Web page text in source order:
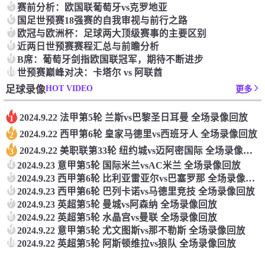
5 赛前分析：欧国联葡萄牙vs克罗地亚
6 国足世预赛18强赛的自我审视与前行之路
7 欧冠与欧洲杯：足球两大顶级赛事的主要区别
8 近两日世预赛赛程汇总与前瞻分析‌
9 ‌B席：‌葡萄牙剑指欧国联冠军，‌期待不断进步‌
10世预赛巅峰对决：卡塔尔 vs 阿联酋
足球录像HOT VIDEO 更多
1 2024.9.22 法甲第5轮 兰斯vs巴黎圣日耳曼 全场录像回放
2 2024.9.22 西甲第6轮 皇家马德里vs西班牙人 全场录像回放
3 2024.9.22 美职联第33轮 纽约城vs迈阿密国际 全场录像回放
4 2024.9.23 意甲第5轮 国际米兰vsAC米兰 全场录像回放
5 2024.9.23 西甲第6轮 比利亚雷亚尔vs巴塞罗那 全场录像回放
6 2024.9.23 西甲第6轮 巴列卡诺vs马德里竞技 全场录像回放
7 2024.9.23 英超第5轮 曼城vs阿森纳 全场录像回放
8 2024.9.22 英超第5轮 水晶宫vs曼联 全场录像回放
9 2024.9.22 意甲第5轮 尤文图斯vs那不勒斯 全场录像回放
102024.9.22 英超第5轮 阿斯顿维拉vs狼队 全场录像回放